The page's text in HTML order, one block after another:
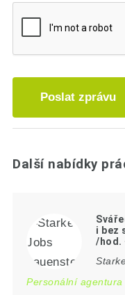
Poslat zprávu
Další nabídky
i bez
/hod.
Personální agentura